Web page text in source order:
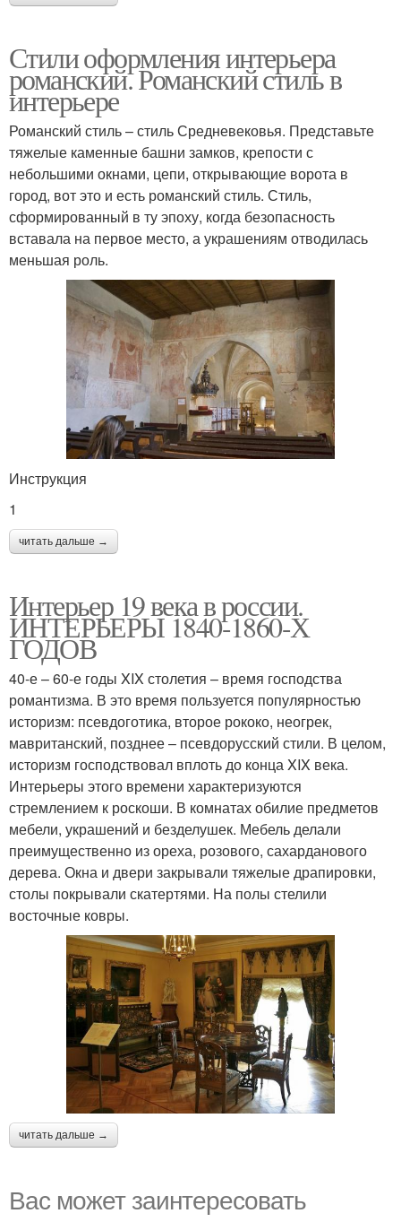
Стили оформления интерьера
романский. Романский стиль в
интерьере
Романский стиль – стиль Средневековья. Представьте
тяжелые каменные башни замков, крепости с
небольшими окнами, цепи, открывающие ворота в
город, вот это и есть романский стиль. Стиль,
сформированный в ту эпоху, когда безопасность
вставала на первое место, а украшениям отводилась
меньшая роль.
Инструкция
1
читать дальше →
Интерьер 19 века в россии.
ИНТЕРЬЕРЫ 1840-1860-Х
ГОДОВ
40-е – 60-е годы XIX столетия – время господства
романтизма. В это время пользуется популярностью
историзм: псевдоготика, второе рококо, неогрек,
мавританский, позднее – псевдорусский стили. В целом,
историзм господствовал вплоть до конца XIX века.
Интерьеры этого времени характеризуются
стремлением к роскоши. В комнатах обилие предметов
мебели, украшений и безделушек. Мебель делали
преимущественно из ореха, розового, сахарданового
дерева. Окна и двери закрывали тяжелые драпировки,
столы покрывали скатертями. На полы стелили
восточные ковры.
читать дальше →
Вас может заинтересовать